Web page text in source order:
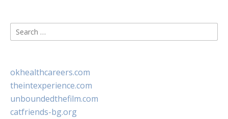
Search
for:
okhealthcareers.com
theintexperience.com
unboundedthefilm.com
catfriends-bg.org